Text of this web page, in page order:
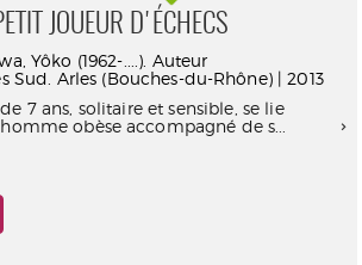
JOUEUR D'ÉCHECS
Yôko (1962-....). Auteur
Sud. Arles (Bouches-du-Rhône) | 2013
7 ans, solitaire et sensible, se lie
obèse accompagné de s...